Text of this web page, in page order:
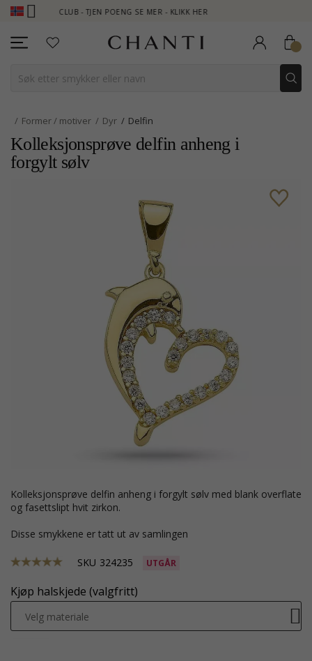
CLUB - TJEN POENG SE MER - KLIKK HER
Former / motiver Dyr Delfin
Kolleksjonsprøve delfin anheng i
forgylt sølv
kolleksjonsprøve delfin anheng i forgylt sølv med blank overflate
og fasettslipt hvit zirkon.
Disse smykkene er tatt ut av samlingen
SKU 324235 UTGÅR
Kjøp halskjede (valgfritt)
Velg materiale